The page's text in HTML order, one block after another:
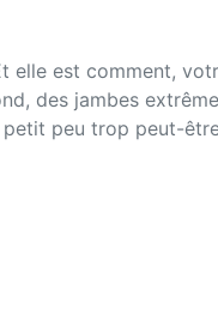
elle est comment,
des jambes
peu trop peut-